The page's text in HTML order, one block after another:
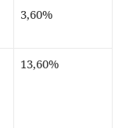
3,60%
13,60%